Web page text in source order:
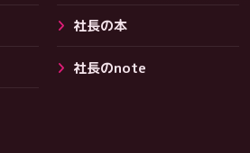
社長の本
社長のnote